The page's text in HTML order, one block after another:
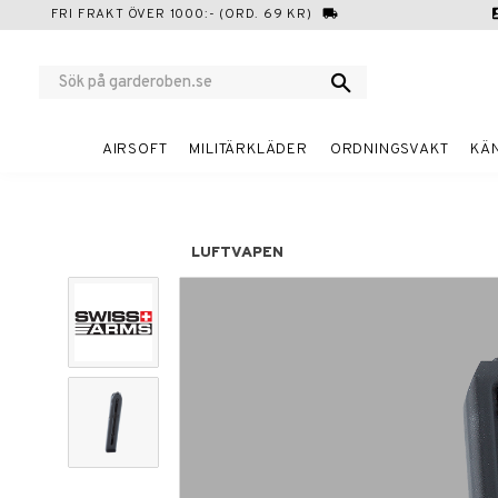
FRI FRAKT ÖVER 1000:- (ORD. 69 KR) local_shipping
AIRSOFT MILITÄRKLÄDER ORDNINGSVAKT
LUFTVAPEN